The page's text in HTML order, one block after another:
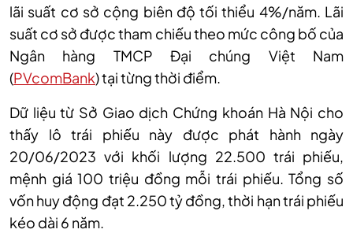
lãi suất cơ sở cộng biên độ tối thiểu 4%/năm. Lãi
suất cơ sở được tham chiếu theo mức công bố của
Ngân hàng TMCP Đại chúng Việt Nam
(PVcomBank) tại từng thời điểm.
Dữ liệu từ Sở Giao dịch Chứng khoán Hà Nội cho
thấy lô trái phiếu này được phát hành ngày
20/06/2023 với khối lượng 22.500 trái phiếu,
mệnh giá 100 triệu đồng mỗi trái phiếu. Tổng số
vốn huy động đạt 2.250 tỷ đồng, thời hạn trái phiếu
kéo dài 6 năm.